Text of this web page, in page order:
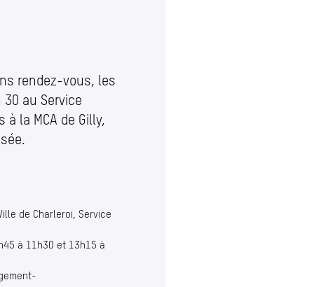
rendez-vous, les
au Service
la MCA de Gilly,
de Charleroi, Service
à 11h30 et 13h15 à